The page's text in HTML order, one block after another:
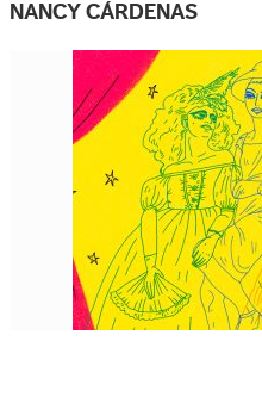
NANCY CÁRDENAS